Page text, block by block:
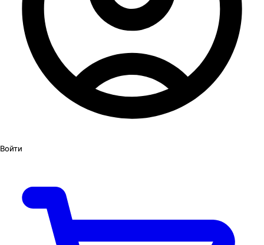
Войти